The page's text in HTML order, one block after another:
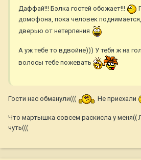
Даффай!!! Бэлка гостей обожает!!!
домофона, пока человек
дверью от нетерпения
А уж тебе то вдвойне))) У тебя ж на
волосы тебе пожевать
Гости нас обманули((( Не приехали
Что мартышка совсем раскисла у меня((
чуть(((